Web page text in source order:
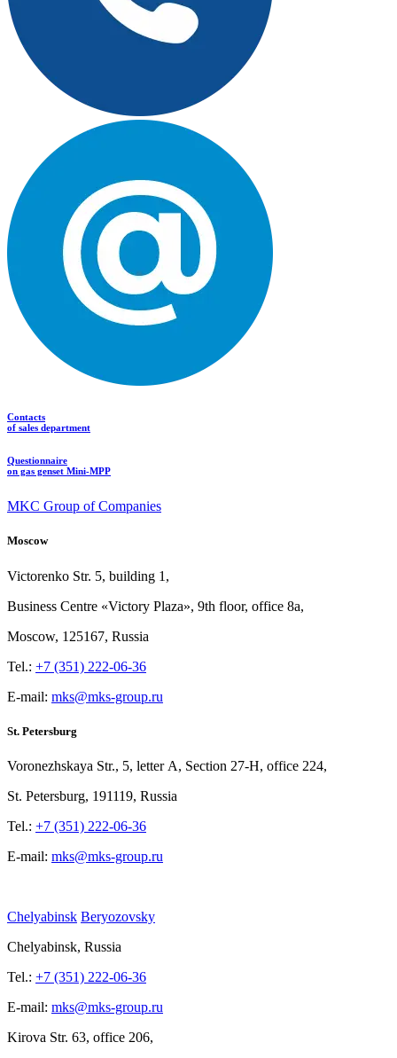
Contacts
of sales department
Questionnaire
on gas genset Mini-MPP
MKC Group of Companies
Moscow
Victorenko Str. 5, building 1,
Business Centre «Victory Plaza», 9th floor, office 8a,
Moscow, 125167, Russia
Tel.: +7 (351) 222-06-36
E-mail: mks@mks-group.ru
St. Petersburg
Voronezhskaya Str., 5, letter A, Section 27-Н, office 224,
St. Petersburg, 191119, Russia
Tel.: +7 (351) 222-06-36
E-mail: mks@mks-group.ru
Chelyabinsk Beryozovsky
Chelyabinsk, Russia
Tel.: +7 (351) 222-06-36
E-mail: mks@mks-group.ru
Kirova Str. 63, office 206,